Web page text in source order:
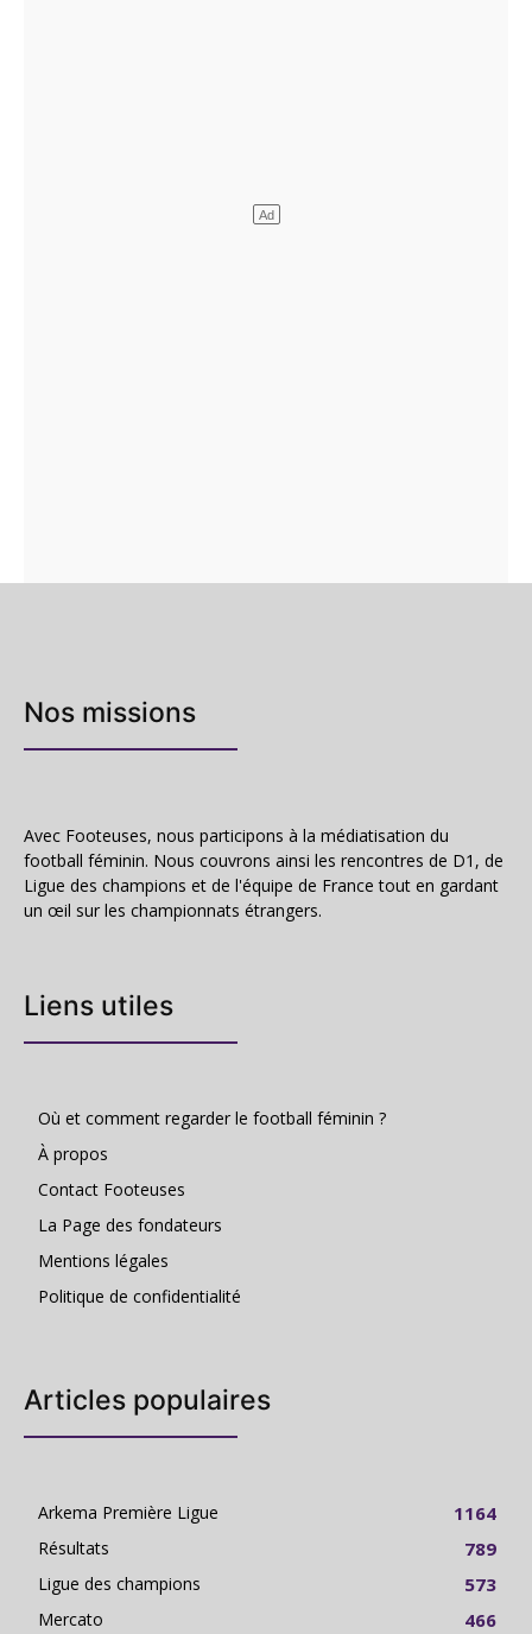
Nos missions
Avec Footeuses, nous participons à la médiatisation du
football féminin. Nous couvrons ainsi les rencontres de D1, de
Ligue des champions et de l'équipe de France tout en gardant
un œil sur les championnats étrangers.
Liens utiles
Où et comment regarder le football féminin ?
À propos
Contact Footeuses
La Page des fondateurs
Mentions légales
Politique de confidentialité
Articles populaires
Arkema Première Ligue 1164
Résultats 789
Ligue des champions 573
Mercato 466